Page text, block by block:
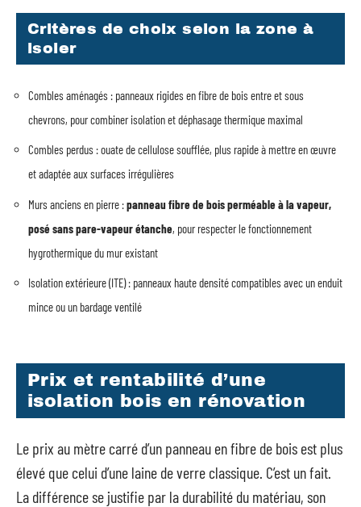
Critères de choix selon la zone à
isoler
Combles aménagés : panneaux rigides en fibre de bois entre et sous
chevrons, pour combiner isolation et déphasage thermique maximal
Combles perdus : ouate de cellulose soufflée, plus rapide à mettre en œuvre
et adaptée aux surfaces irrégulières
Murs anciens en pierre :panneau fibre de bois perméable à la vapeur,
posé sans pare-vapeur étanche, pour respecter le fonctionnement
hygrothermique du mur existant
Isolation extérieure (ITE) : panneaux haute densité compatibles avec un enduit
mince ou un bardage ventilé
Prix et rentabilité d’une
isolation bois en rénovation
Le prix au mètre carré d’un panneau en fibre de bois est plus
élevé que celui d’une laine de verre classique. C’est un fait.
La différence se justifie par la durabilité du matériau, son